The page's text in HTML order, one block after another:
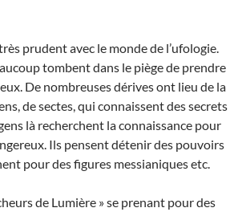
prudent avec le monde de l’ufologie.
tombent dans le piège de prendre
De nombreuses dérives ont lieu de la
de sectes, qui connaissent des secrets
là recherchent la connaissance pour
Ils pensent détenir des pouvoirs
pour des figures messianiques etc.
de Lumière » se prenant pour des